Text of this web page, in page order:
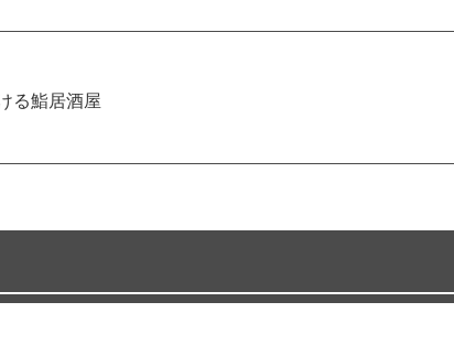
る鮨居酒屋